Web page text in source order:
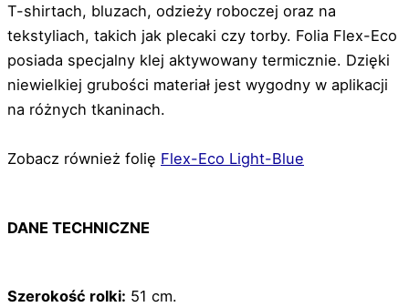
T-shirtach, bluzach, odzieży roboczej oraz na
tekstyliach, takich jak plecaki czy torby. Folia Flex-Eco
posiada specjalny klej aktywowany termicznie. Dzięki
niewielkiej grubości materiał jest wygodny w aplikacji
na różnych tkaninach.
Zobacz również folię Flex-Eco Light-Blue
DANE TECHNICZNE
Szerokość rolki: 51 cm.